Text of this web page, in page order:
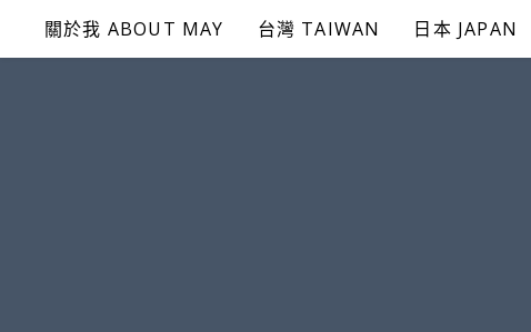
content
關於我 ABOUT MAY 台灣 TAIWAN 日本 JAPAN